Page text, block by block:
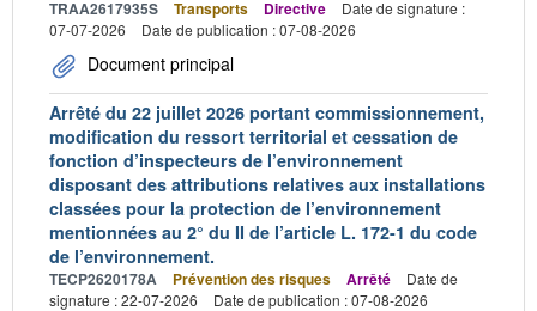
TRAA2617935S Transports Directive
Date de signature :
07-07-2026
Date de publication : 07-08-2026
Document principal
Arrêté du 22 juillet 2026 portant commissionnement,
modification du ressort territorial et cessation de
fonction d’inspecteurs de l’environnement
disposant des attributions relatives aux installations
classées pour la protection de l’environnement
mentionnées au 2° du II de l’article L. 172-1 du code
de l’environnement.
TECP2620178A Prévention des risques Arrêté
Date de
signature : 22-07-2026
Date de publication : 07-08-2026